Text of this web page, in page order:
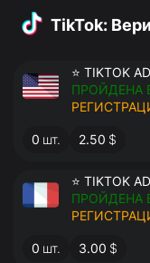
TikTok:
⭐ TIKTOK
ПРОЙДЕНА
ЗАПОЛНЕН
0 шт. 2.50 $
⭐ TIKTOK
ПРОЙДЕНА
ДОСТУП К
ПЕРЕДАЧА
0 шт. 3.00 $